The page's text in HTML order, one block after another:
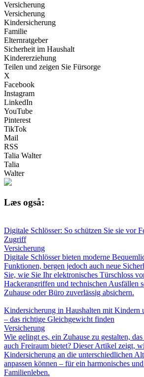
Versicherung
Versicherung
Kindersicherung
Familie
Elternratgeber
Sicherheit im Haushalt
Kindererziehung
Teilen und zeigen Sie Fürsorge
X
Facebook
Instagram
LinkedIn
YouTube
Pinterest
TikTok
Mail
RSS
Talia Walter
Talia
Walter
Læs også:
Digitale Schlösser: So schützen Sie sie vor
Zugriff
Versicherung
Digitale Schlösser bieten moderne
Funktionen, bergen jedoch auch neue
Sie, wie Sie Ihr elektronisches Türschloss
Hackerangriffen und technischen Ausfällen
Zuhause oder Büro zuverlässig absichern.
Kindersicherung in Haushalten mit Kindern
– das richtige Gleichgewicht finden
Versicherung
Wie gelingt es, ein Zuhause zu gestalten,
auch Freiraum bietet? Dieser Artikel zeigt,
Kindersicherung an die unterschiedlichen
anpassen können – für ein harmonisches
Familienleben.